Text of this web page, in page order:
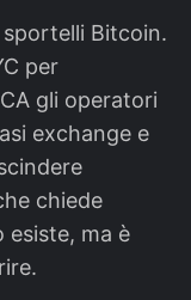
Bitcoin.
per
gli operatori
exchange e
chiede
esiste, ma è